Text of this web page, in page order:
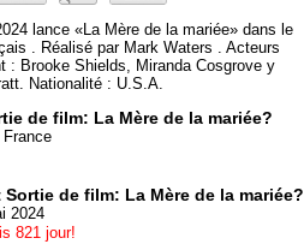
lance «La Mère de la mariée» dans le
. Réalisé par Mark Waters . Acteurs
: Brooke Shields, Miranda Cosgrove y
Nationalité : U.S.A.
de film: La Mère de la mariée?
de film: La Mère de la mariée?
2024
821 jour!